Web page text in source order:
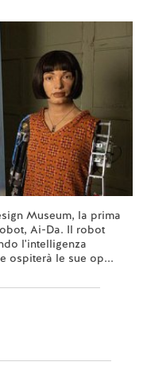
Museum, la prima
Ai-Da. Il robot
l'intelligenza
ospiterà le sue op...